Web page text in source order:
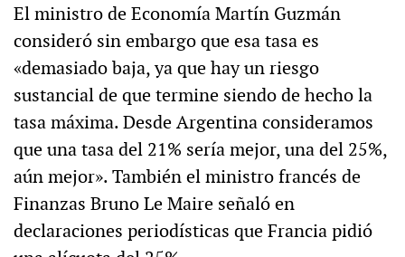
El ministro de Economía Martín Guzmán
consideró sin embargo que esa tasa es
«demasiado baja, ya que hay un riesgo
sustancial de que termine siendo de hecho la
tasa máxima. Desde Argentina consideramos
que una tasa del 21% sería mejor, una del 25%,
aún mejor». También el ministro francés de
Finanzas Bruno Le Maire señaló en
declaraciones periodísticas que Francia pidió